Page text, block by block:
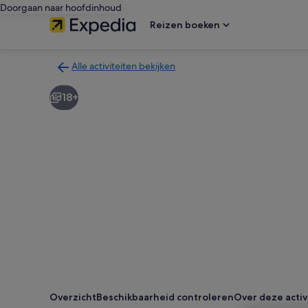
Doorgaan naar hoofdinhoud
Reizen boeken
Alle activiteiten bekijken
naar
de
18+
OverzichtBeschikbaarheid controlerenOver deze